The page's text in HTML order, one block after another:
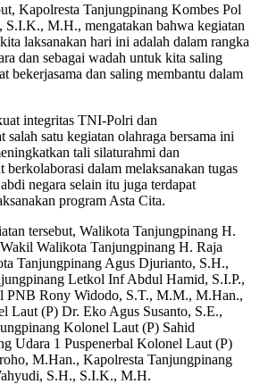
Kapolresta Tanjungpinang Kombes Pol
M.H., mengatakan bahwa kegiatan
laksanakan hari ini adalah dalam rangka
dan sebagai wadah untuk kita saling
bekerjasama dan saling membantu dalam
integritas TNI-Polri dan
salah satu kegiatan olahraga bersama ini
tali silaturahmi dan
berkolaborasi dalam melaksanakan tugas
negara selain itu juga terdapat
program Asta Cita.
tersebut, Walikota Tanjungpinang H.
Walikota Tanjungpinang H. Raja
Tanjungpinang Agus Djurianto, S.H.,
Letkol Inf Abdul Hamid, S.I.P.,
PNB Rony Widodo, S.T., M.M., M.Han.,
Laut (P) Dr. Eko Agus Susanto, S.E.,
Kolonel Laut (P) Sahid
Udara 1 Puspenerbal Kolonel Laut (P)
M.Han., Kapolresta Tanjungpinang
S.H., S.I.K., M.H.